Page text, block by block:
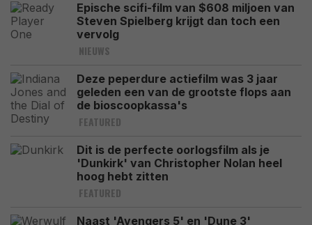
Epische scifi-film van $608 miljoen van
Steven Spielberg krijgt dan toch een
vervolg
NIEUWS
Deze peperdure actiefilm was 3 jaar
geleden een van de grootste flops aan
de bioscoopkassa's
FEATURED
Dit is de perfecte oorlogsfilm als je
'Dunkirk' van Christopher Nolan heel
hoog hebt zitten
FEATURED
Naast 'Avengers 5' en 'Dune 3'